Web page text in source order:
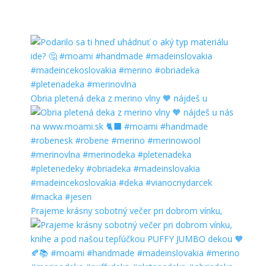
Obria pletená deka z merino vlny 🧡 nájdeš u
Prajeme krásny sobotný večer pri dobrom vínku,